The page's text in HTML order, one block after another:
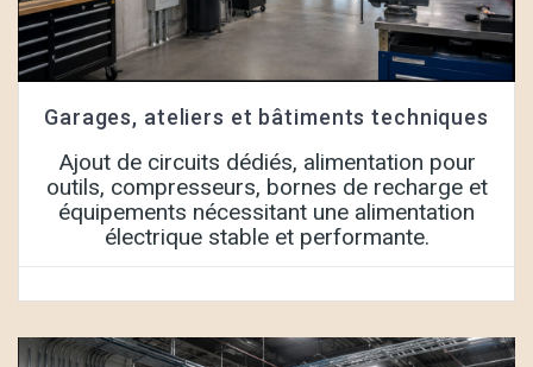
Garages, ateliers et bâtiments techniques
Ajout de circuits dédiés, alimentation pour
outils, compresseurs, bornes de recharge et
équipements nécessitant une alimentation
électrique stable et performante.